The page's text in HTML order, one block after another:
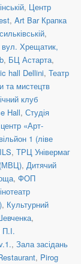
, Центр
, Art Bar Крапка
,
вул. Хрещатик,
, БЦ Астарта,
hall Dellini, Театр
та мистецтв
клуб
Hall, Студія
«Арт-
1 (ліве
, ТРЦ Універмаг
(МВЦ), Дитячий
, ФОП
, Культурний
,
П.І.
, Зала засідань
, Pirog